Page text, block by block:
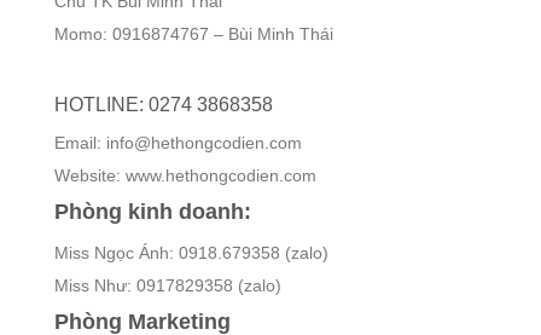
Momo: 0916874767 – Bùi Minh Thái
HOTLINE: 0274 3868358
Email: info@hethongcodien.com
Website: www.hethongcodien.com
Phòng kinh doanh:
Miss Ngọc Ánh: 0918.679358 (zalo)
Miss Như: 0917829358 (zalo)
Phòng Marketing